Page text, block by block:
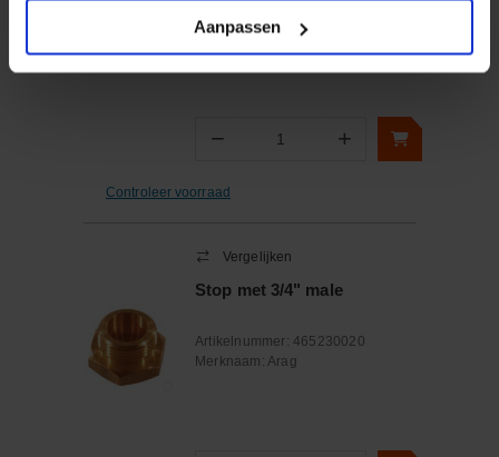
Aanpassen
Merknaam:Arag
− Aantal +
Controleer voorraad
Vergelijken
Stop met 3/4" male
Artikelnummer: 465230020
Merknaam: Arag